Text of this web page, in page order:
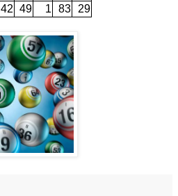
42 49 1 83 29